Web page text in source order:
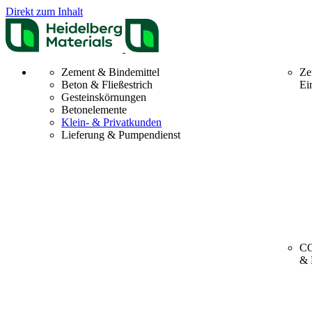
Direkt zum Inhalt
Zement & Bindemittel
Beton & Fließestrich
Gesteinskörnungen
Betonelemente
Klein- & Privatkunden
Lieferung & Pumpendienst
&